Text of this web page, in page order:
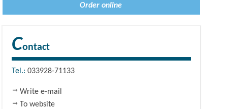
Order online
Contact
Tel.:033928-71133
Write e-mail
To website